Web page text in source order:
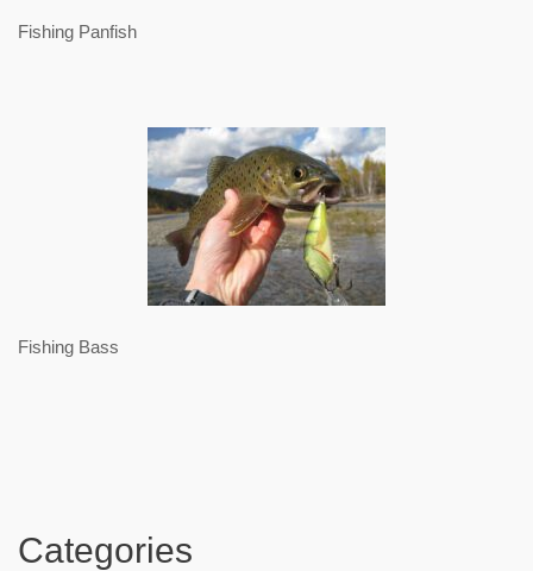
Fishing Panfish
Fishing Bass
Categories